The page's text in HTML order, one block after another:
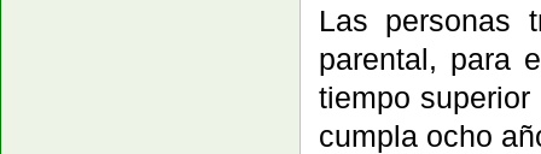
Las personas
parental, para
tiempo
cumpla ocho